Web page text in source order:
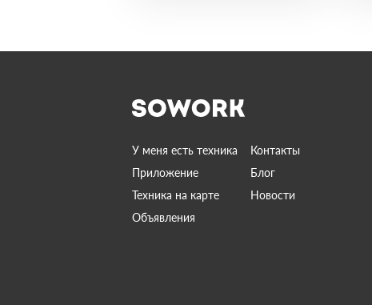
У меня есть техника
Контакты
Приложение
Блог
Техника на карте
Новости
Объявления